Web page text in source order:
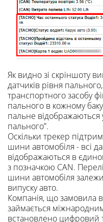
Як видно зі скріншоту
датчиків рівня
транспортного засобу
пального в кожному
пальне відображаються
пального”.
Оскільки трекер
шини автомобіля - всі
відображаються в
з позначкою CAN.
шини автомобіля
випуску авто.
Компанія, що замовила
займається
встановлено цифровий